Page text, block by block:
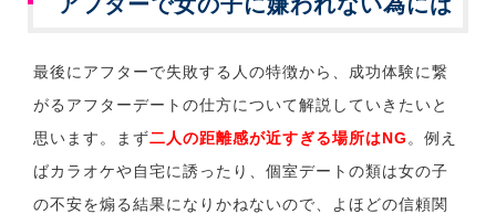
最後にアフターで失敗する人の特徴から、成功体験に繋
がるアフターデートの仕方について解説していきたいと
思います。まず二人の距離感が近すぎる場所はNG 。例え
ばカラオケや自宅に誘ったり、個室デートの類は女の子
の不安を煽る結果になりかねないので、よほどの信頼関